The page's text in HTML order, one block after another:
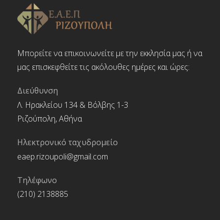
Μπορείτε να επικοινωνείτε με την εκκλησία μας ή να
μας επισκεφθείτε τις ακόλουθες ημέρες και ώρες:
Διεύθυνση
Λ. Ηρακλείου 134 & Βόλβης 1-3
Ριζούπολη, Αθήνα
Ηλεκτρονικό ταχυδρομείο
eaep.rizoupoli@gmail.com
Τηλέφωνο
(210) 2138885